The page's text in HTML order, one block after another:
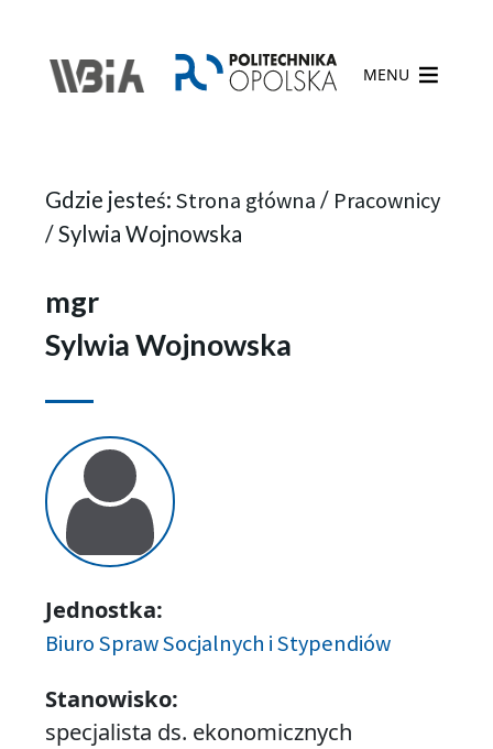
MENU
Gdzie jesteś: Strona główna / Pracownicy
/Sylwia Wojnowska
mgr
Sylwia Wojnowska
Jednostka:
Biuro Spraw Socjalnych i Stypendiów
Stanowisko:
specjalista ds. ekonomicznych